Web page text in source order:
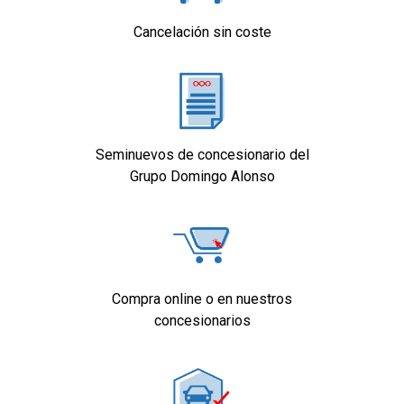
concesionario.
Cancelación sin coste
Seminuevos de concesionario del
Grupo Domingo Alonso
Compra online o en nuestros
concesionarios